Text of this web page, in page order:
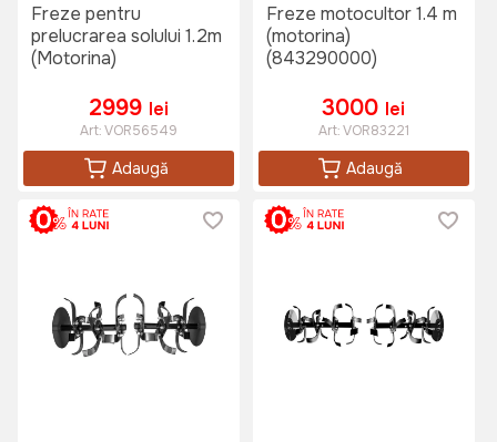
Freze pentru
prelucrarea solului 1.2m
(Motorina)
2999 lei
Art:VOR56549
Adaugă
Freze motocultor 1.4 m
(motorina)
(843290000)
3000 lei
Art:VOR83221
Adaugă